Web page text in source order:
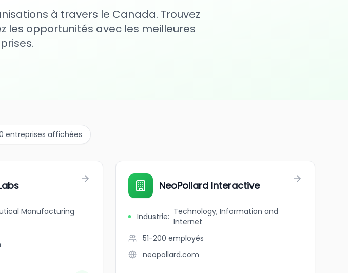
à travers le Canada. Trouvez
les opportunités avec les meilleures
entreprises affichées
Manufacturing
NeoPollard Interactive
Industrie: Technology, Information and
Internet
51-200 employés
neopollard.com